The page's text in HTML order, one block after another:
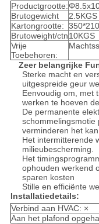
Productgrootte:
Brutogewicht
2.5KGS
Kartongrootte:
Brutoweight/ctn10KGS
Vrije
Toebehoren:
Zeer belangrijke
Sterke macht en
uitgespreide geur
Eenvoudig om, met
werken te hoeven
De permanente
schommelingsmotie
verminderen het
Het intermitterende
milieubescherming.
Het
ophouden werkend
sparen kosten
Stille en efficiënte
Installatiedetails:
Verbind aan HVAC: ×
Aan het plafond